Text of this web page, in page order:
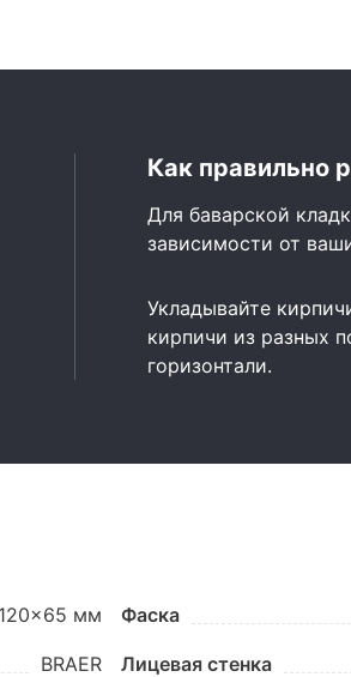
Как правильно
Для баварской
зависимости от
Укладывайте
кирпичи из разных
горизонтали.
мм
BRAER
Фаска
Лицевая стенка